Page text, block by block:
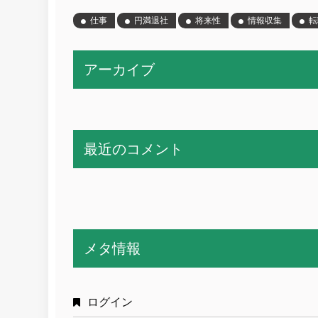
仕事 円満退社 将来性 情報収集
アーカイブ
最近のコメント
メタ情報
ログイン